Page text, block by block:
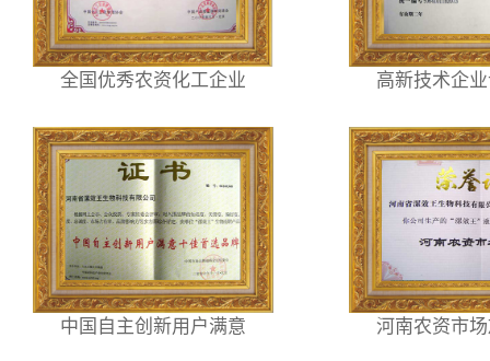
全国优秀农资化工企业 高新技术企
中国自主创新用户满意 河南农资市